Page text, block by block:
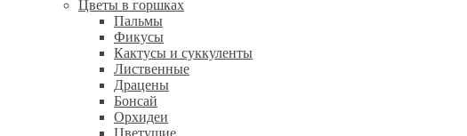
Цветы в горшках
Пальмы
Фикусы
Кактусы и суккуленты
Лиственные
Драцены
Бонсай
Орхидеи
Цветущие